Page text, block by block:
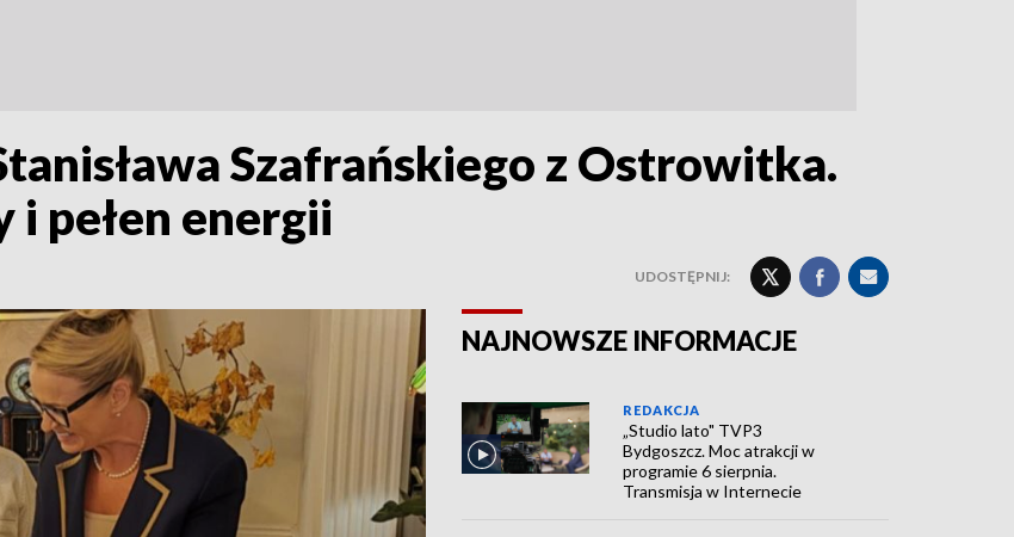
Szafrańskiego z Ostrowitka.
pełen energii
UDOSTĘPNIJ:
NAJNOWSZE INFORMACJE
REDAKCJA
„Studio lato" TVP3
Bydgoszcz. Moc atrakcji w
programie 6 sierpnia.
Transmisja w Internecie